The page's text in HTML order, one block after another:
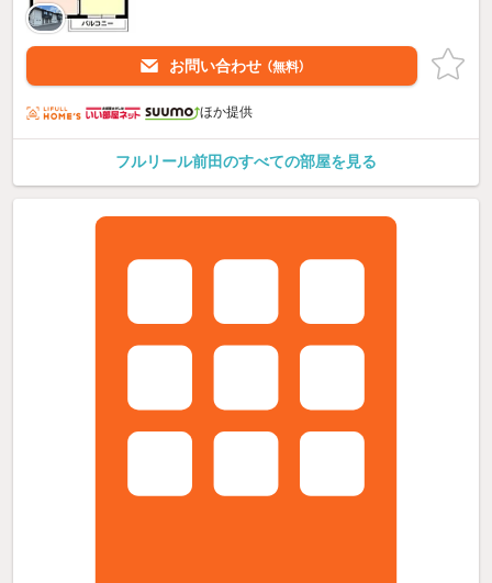
お問い合わせ （無料）
ほか提供
フルリール前田のすべての部屋を見る